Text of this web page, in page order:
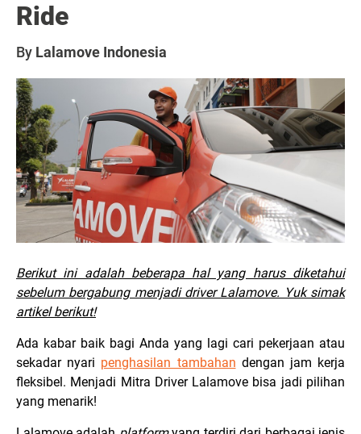
Ride
By Lalamove Indonesia
Berikut ini adalah beberapa hal yang harus diketahui
sebelum bergabung menjadi driver Lalamove. Yuk simak
artikel berikut!
Ada kabar baik bagi Anda yang lagi cari pekerjaan atau
sekadar nyari penghasilan tambahan dengan jam kerja
fleksibel. Menjadi Mitra Driver Lalamove bisa jadi pilihan
yang menarik!